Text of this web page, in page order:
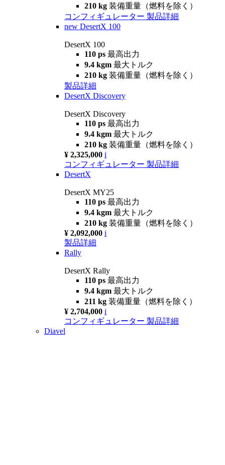
210 kg 装備重量（燃料を除く）
コンフィギュレーター 製品詳細
new DesertX 100
DesertX 100
110 ps 最高出力
9.4 kgm 最大トルク
210 kg 装備重量（燃料を除く）
製品詳細
DesertX Discovery
DesertX Discovery
110 ps 最高出力
9.4 kgm 最大トルク
210 kg 装備重量（燃料を除く）
¥ 2,325,000 i
コンフィギュレーター 製品詳細
DesertX
DesertX MY25
110 ps 最高出力
9.4 kgm 最大トルク
210 kg 装備重量（燃料を除く）
¥ 2,092,000 i
製品詳細
Rally
DesertX Rally
110 ps 最高出力
9.4 kgm 最大トルク
211 kg 装備重量（燃料を除く）
¥ 2,704,000 i
コンフィギュレーター 製品詳細
Diavel